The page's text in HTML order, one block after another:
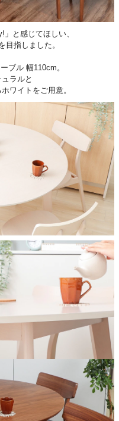
と感じてほしい、
目指しました。
ブル 幅110cm。
ラルと
ワイトをご用意。